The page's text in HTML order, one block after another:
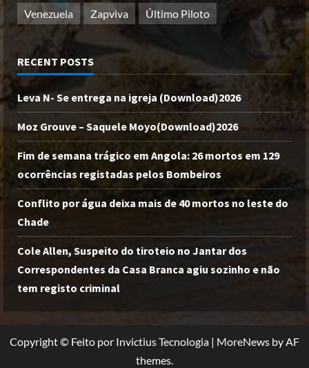
Venezuela
Zapviva Último Piloto
RECENT POSTS
Leva N- Se entrega na igreja (Download)2026
Moz Grouve – Saquele Moyo(Download)2026
Fim de semana trágico em Angola: 26 mortos em 129
ocorrências registadas pelos Bombeiros
Conflito por água deixa mais de 40 mortos no leste do
Chade
Cole Allen, Suspeito do tiroteio no Jantar dos
Correspondentes da Casa Branca agiu sozinho e não
tem registo criminal
Copyright © Feito por Invictius Tecnologia | MoreNews by AF
themes.